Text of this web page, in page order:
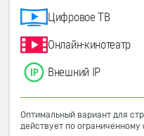
Цифровое ТВ
Онлайн-кинотеатр
Внешний IP
Оптимальный вариант для
действует по ограниченному